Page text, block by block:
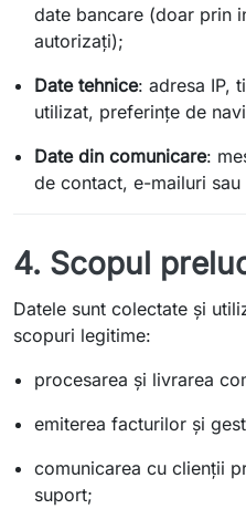
date bancare (doar prin
autorizați);
Date tehnice: adresa IP,
utilizat, preferințe de
Date din comunicare:
de contact, e-mailuri sau
4. Scopul
Datele sunt colectate și
scopuri legitime:
procesarea și livrarea
emiterea facturilor și
comunicarea cu clienții
suport;